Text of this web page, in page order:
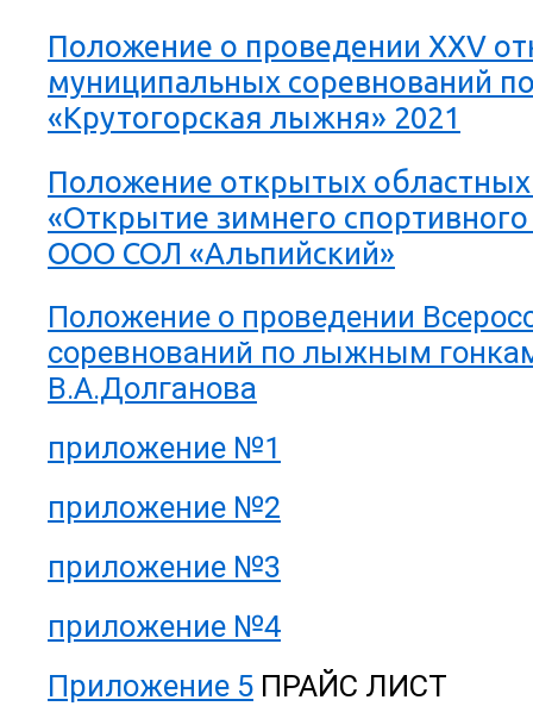
Положение о проведении XXV
муниципальных соревнований
«Крутогорская лыжня» 2021
Положение открытых
«Открытие зимнего
ООО СОЛ «Альпийский»
Положение о проведении
соревнований по лыжным
В.А.Долганова
приложение №1
приложение №2
приложение №3
приложение №4
Приложение 5 ПРАЙС ЛИСТ